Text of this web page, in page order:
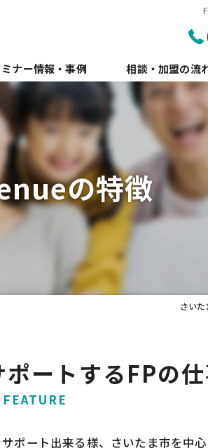
ナー情報・事例 相談・加盟の流
の特徴
さい
ートするFPの
FEATURE
ート出来る様、さいたま市を中心